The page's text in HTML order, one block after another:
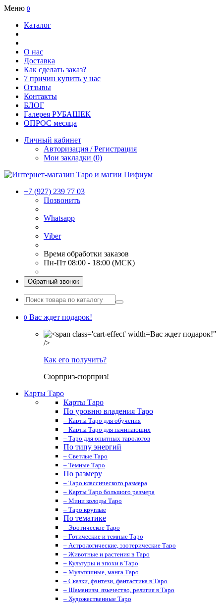
Меню 0
Каталог
О нас
Доставка
Как сделать заказ?
7 причин купить у нас
Отзывы
Контакты
БЛОГ
Галерея РУБАШЕК
ОПРОС месяца
Личный кабинет
Авторизация / Регистрация
Мои закладки (0)
+7 (927) 239 77 03
Позвонить
Whatsapp
Viber
Время обработки заказов
Пн-Пт 08:00 - 18:00 (МСК)
Обратный звонок
0 Вас ждет подарок!
Вас ждет подарок!"
/>
Как его получить?
Сюрприз-сюрприз!
Карты Таро
Карты Таро
По уровню владения Таро
– Карты Таро для обучения
– Карты Таро для начинающих
– Таро для опытных тарологов
По типу энергий
– Светлые Таро
– Темные Таро
По размеру
– Таро классического размера
– Карты Таро большого размера
– Мини колоды Таро
– Таро круглые
По тематике
– Эротическое Таро
– Готические и темные Таро
– Астрологические, эзотерические Таро
– Животные и растения в Таро
– Культуры и эпохи в Таро
– Мультяшные, манга Таро
– Сказки, фэнтези, фантастика в Таро
– Шаманизм, язычество, религия в Таро
– Художественные Таро